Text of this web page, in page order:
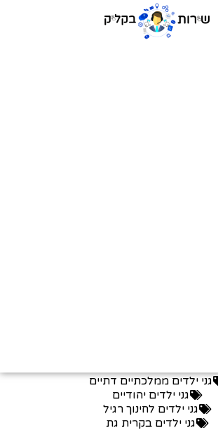
גני ילדים ממלכתיים דתיים
גני ילדים יהודיים
גני ילדים לחינוך רגיל
גני ילדים בקרית גת